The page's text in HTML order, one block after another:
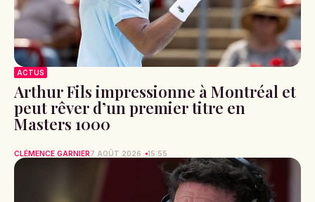
ACTUS
Arthur Fils impressionne à Montréal et
peut rêver d’un premier titre en
Masters 1000
CLÉMENCE GARNIER7 AOÛT 2026 15:55